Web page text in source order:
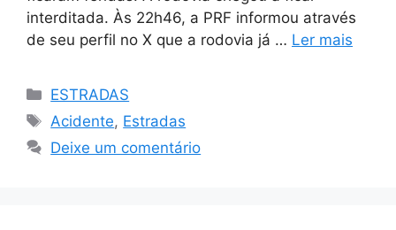
interditada. Às 22h46, a PRF informou através
de seu perfil no X que a rodovia já … Ler mais
Categorias
ESTRADAS
Tags
Acidente, Estradas
Deixe um comentário